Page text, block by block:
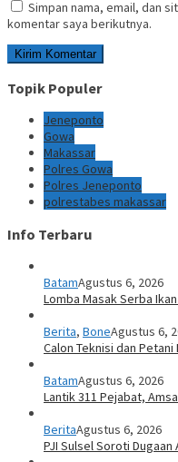
Simpan nama, email, dan
komentar saya berikutnya.
Topik Populer
Jeneponto
Gowa
Makassar
Polres Gowa
Polres Jeneponto
polrestabes makassar
Info Terbaru
BatamAgustus 6, 2026
Lomba Masak Serba
Berita, BoneAgustus 6,
Calon Teknisi dan
BatamAgustus 6, 2026
Lantik 311 Pejabat,
BeritaAgustus 6, 2026
PJI Sulsel Soroti